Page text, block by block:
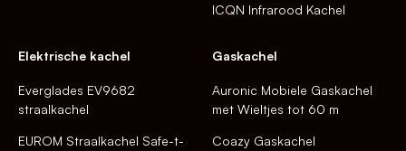
ICQN Infrarood Kachel
Elektrische kachel
Everglades EV9682
straalkachel
EUROM Straalkachel Safe-t-
Gaskachel
Auronic Mobiele Gaskachel
met Wieltjes tot 60 m
Coazy Gaskachel